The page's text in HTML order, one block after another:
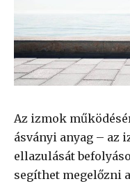
Az izmok
ásványi anyag – az
ellazulását
segíthet megelőzni